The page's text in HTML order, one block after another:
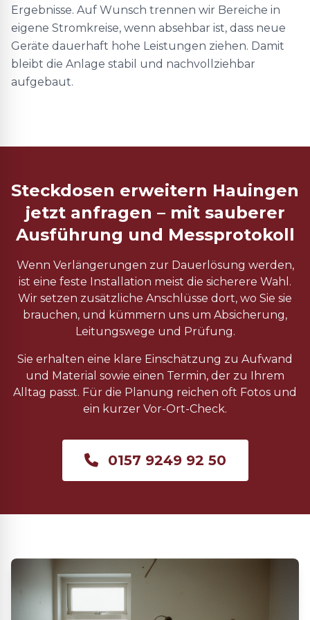
Ergebnisse. Auf Wunsch trennen wir Bereiche in
eigene Stromkreise, wenn absehbar ist, dass neue
Geräte dauerhaft hohe Leistungen ziehen. Damit
bleibt die Anlage stabil und nachvollziehbar
aufgebaut.
Steckdosen erweitern Hauingen
jetzt anfragen – mit sauberer
Ausführung und Messprotokoll
Wenn Verlängerungen zur Dauerlösung werden,
ist eine feste Installation meist die sicherere Wahl.
Wir setzen zusätzliche Anschlüsse dort, wo Sie sie
brauchen, und kümmern uns um Absicherung,
Leitungswege und Prüfung.
Sie erhalten eine klare Einschätzung zu Aufwand
und Material sowie einen Termin, der zu Ihrem
Alltag passt. Für die Planung reichen oft Fotos und
ein kurzer Vor-Ort-Check.
0157 9249 92 50